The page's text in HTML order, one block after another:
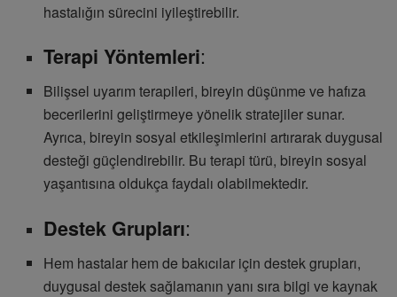
hastalığın sürecini iyileştirebilir.
Terapi Yöntemleri:
Bilişsel uyarım terapileri, bireyin düşünme ve hafıza
becerilerini geliştirmeye yönelik stratejiler sunar.
Ayrıca, bireyin sosyal etkileşimlerini artırarak duygusal
desteği güçlendirebilir. Bu terapi türü, bireyin sosyal
yaşantısına oldukça faydalı olabilmektedir.
Destek Grupları:
Hem hastalar hem de bakıcılar için destek grupları,
duygusal destek sağlamanın yanı sıra bilgi ve kaynak